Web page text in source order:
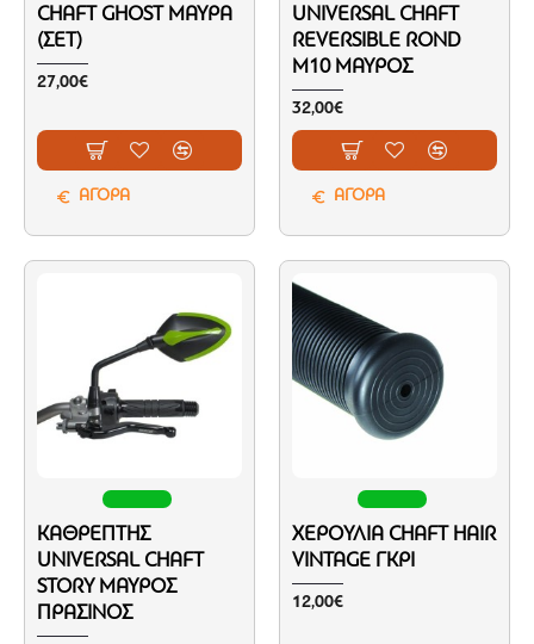
CHAFT GHOST ΜΑΎΡΑ
(ΣΕΤ)
27,00€
ΑΓΟΡΑ
UNIVERSAL CHAFT
REVERSIBLE ROND
M10 ΜΑΎΡΟΣ
32,00€
ΑΓΟΡΑ
ΚΑΘΡΈΠΤΗΣ
UNIVERSAL CHAFT
STORY ΜΑΎΡΟΣ
ΠΡΆΣΙΝΟΣ
ΧΕΡΟΎΛΙΑ CHAFT HAIR
VINTAGE ΓΚΡΙ
12,00€